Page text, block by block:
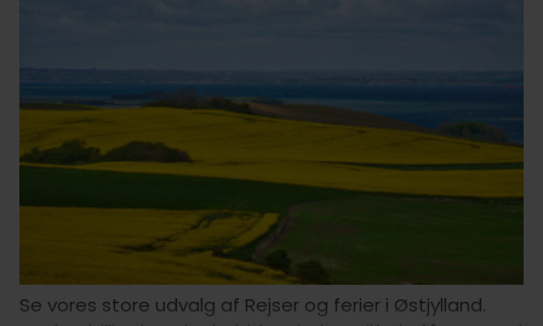
Se vores store udvalg af Rejser og ferier i Østjylland.